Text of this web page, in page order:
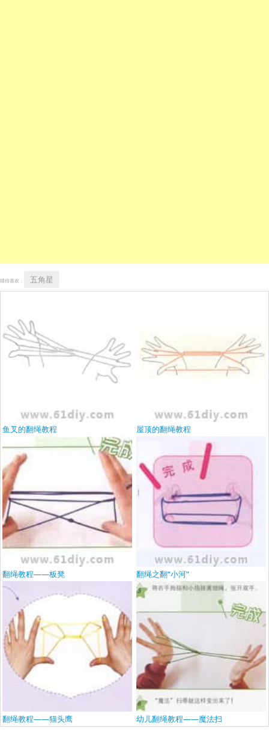
猜你喜欢： 五角星
鱼叉的翻绳教程 屋顶的翻绳教程
翻绳教程——板凳 翻绳之翻“小河”
翻绳教程——猫头鹰 幼儿翻绳教程——魔法扫